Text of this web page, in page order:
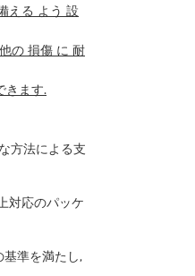
える よう 設
の 損傷 に 耐
きます.
方法による支
対応のパッケ
準を満たし,